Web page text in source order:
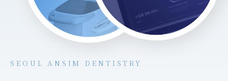
SEOUL ANSIM DENTISTRY